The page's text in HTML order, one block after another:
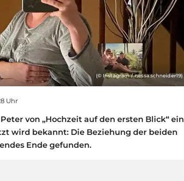
(© Instagram / nessa.schneider19)
Uhr
von „Hochzeit auf den ersten Blick“ ein
wird bekannt: Die Beziehung der beiden
Ende gefunden.